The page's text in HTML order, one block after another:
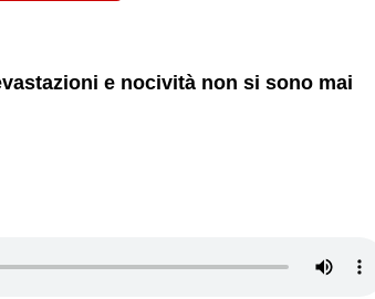
e nocività non si sono mai